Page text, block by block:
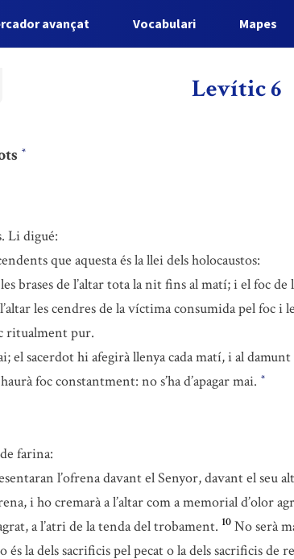
avançat Vocabulari Mapes
Levític 6
*
Li digué:
que aquesta és la llei dels holocaustos:
brases de l’altar tota la nit fins al matí; i el foc de
les cendres de la víctima consumida pel foc i
ritualment pur.
el sacerdot hi afegirà llenya cada matí, i al
foc constantment: no s’ha d’apagar mai. *
farina:
l’ofrena davant el Senyor, davant el seu
i ho cremarà a l’altar com a memorial d’olor
a l’atri de la tenda del trobament. 10 No serà
és la dels sacrificis pel pecat o la dels sacrificis de